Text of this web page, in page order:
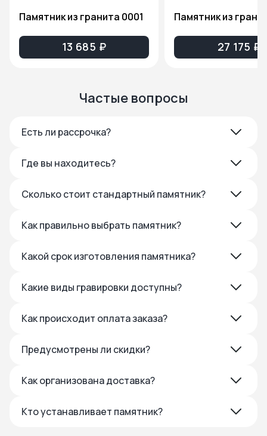
Памятник из гранита 0001
13 685 ₽ 27 175 ₽
Частые вопросы
Есть ли рассрочка?
Где вы находитесь?
Сколько стоит стандартный памятник?
Как правильно выбрать памятник?
Какой срок изготовления памятника?
Какие виды гравировки доступны?
Как происходит оплата заказа?
Предусмотрены ли скидки?
Как организована доставка?
Кто устанавливает памятник?